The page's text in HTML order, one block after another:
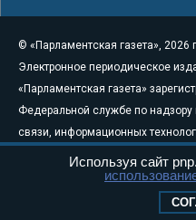
© «Парламентская газета», 2026 г.
Электронное периодическое
«Парламентская газета»
Федеральной службе по надзору
связи, информационных
августа 2011 года. 18+
Свидетельство о регистрации
Используя сайт